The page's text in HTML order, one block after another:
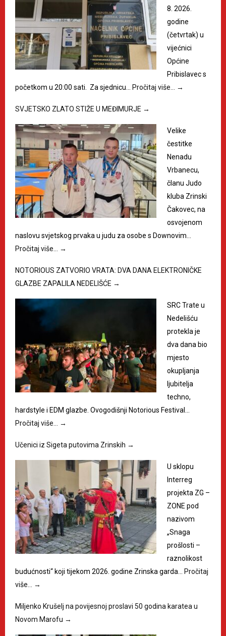
8. 2026.
godine
(četvrtak) u
vijećnici
Općine
Pribislavec s
početkom u 20:00 sati. Za sjednicu… Pročitaj više… →
SVJETSKO ZLATO STIŽE U MEĐIMURJE →
Velike
čestitke
Nenadu
Vrbanecu,
članu Judo
kluba Zrinski
Čakovec, na
osvojenom
naslovu svjetskog prvaka u judu za osobe s Downovim…
Pročitaj više…
→
NOTORIOUS ZATVORIO VRATA: DVA DANA ELEKTRONIČKE
GLAZBE ZAPALILA NEDELIŠĆE →
SRC Trate u
Nedelišću
protekla je
dva dana bio
mjesto
okupljanja
ljubitelja
techno,
hardstyle i EDM glazbe. Ovogodišnji Notorious Festival…
Pročitaj više…
→
Učenici iz Sigeta putovima Zrinskih →
U sklopu
Interreg
projekta ZG –
ZONE pod
nazivom
„Snaga
prošlosti –
raznolikost
budućnosti“ koji tijekom 2026. godine Zrinska garda… Pročitaj
više…
→
Miljenko Krušelj na povijesnoj proslavi 50 godina karatea u
Novom Marofu →